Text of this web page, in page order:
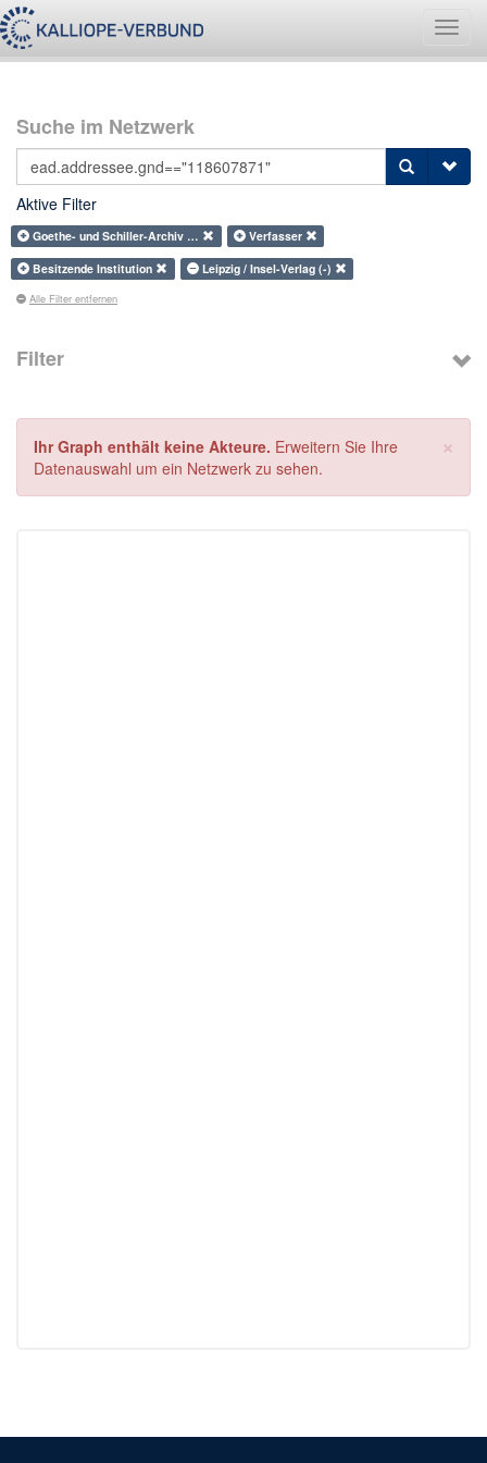
Suche im Netzwerk
Aktive Filter
Goethe- und Schiller-Archiv …
Verfasser
Besitzende Institution
Leipzig / Insel-Verlag (-)
Alle Filter entfernen
Filter
×
Ihr Graph enthält keine Akteure. Erweitern Sie Ihre
Datenauswahl um ein Netzwerk zu sehen.